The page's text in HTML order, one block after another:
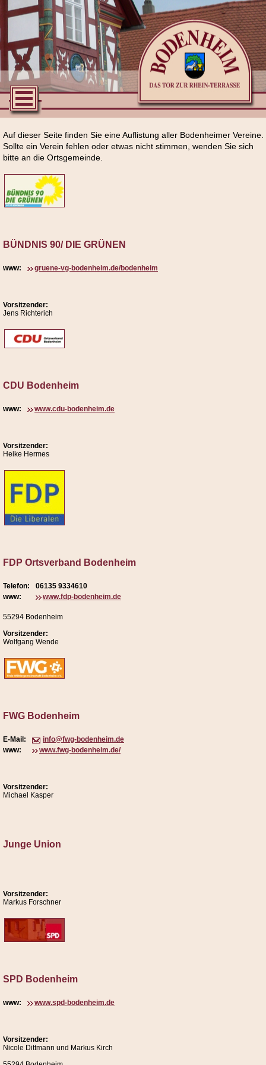
Auf dieser Seite finden Sie eine Auflistung aller Bodenheimer Vereine.
Sollte ein Verein fehlen oder etwas nicht stimmen, wenden Sie sich
bitte an die Ortsgemeinde.
BÜNDNIS 90/ DIE GRÜNEN
www: gruene-vg-bodenheim.de/bodenheim
Vorsitzender:
Jens Richterich
CDU Bodenheim
www: www.cdu-bodenheim.de
Vorsitzender:
Heike Hermes
FDP Ortsverband Bodenheim
Telefon:
06135 9334610
www:
www.fdp-bodenheim.de
55294 Bodenheim
Vorsitzender:
Wolfgang Wende
FWG Bodenheim
E-Mail:
info@fwg-bodenheim.de
www:
www.fwg-bodenheim.de/
Vorsitzender:
Michael Kasper
Junge Union
Vorsitzender:
Markus Forschner
SPD Bodenheim
www: www.spd-bodenheim.de
Vorsitzender:
Nicole Dittmann und Markus Kirch